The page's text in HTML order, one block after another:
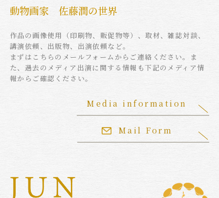
動物画家 佐藤潤の世界
作品の画像使用（印刷物、販促物等）、取材、雑誌対談、
講演依頼、出版物、出演依頼など。
まずはこちらのメールフォームからご連絡ください。ま
た、過去のメディア出演に関する情報も下記のメディア情
報からご確認ください。
Mail Form
Media information